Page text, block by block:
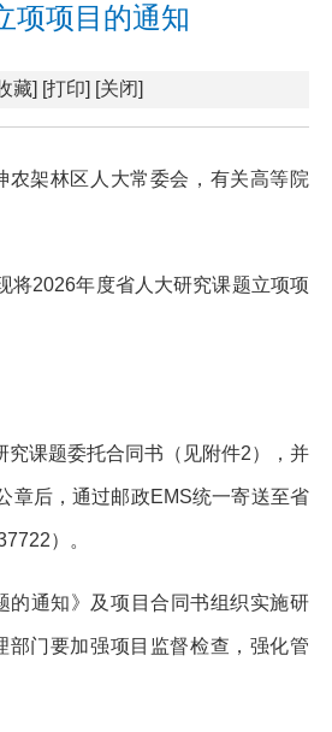
项项目的通知
藏] [打印] [关闭]
架林区人大常委会，有关高等院
将2026年度省人大研究课题立项项
课题委托合同书（见附件2），并
章后，通过邮政EMS统一寄送至省
）。
的通知》及项目合同书组织实施研
门要加强项目监督检查，强化管